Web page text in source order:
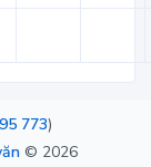
773)
© 2026